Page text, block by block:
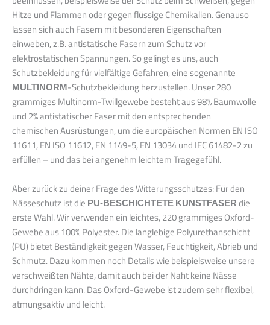
Hitze und Flammen oder gegen flüssige Chemikalien. Genauso
lassen sich auch Fasern mit besonderen Eigenschaften
einweben, z.B. antistatische Fasern zum Schutz vor
elektrostatischen Spannungen. So gelingt es uns, auch
Schutzbekleidung für vielfältige Gefahren, eine sogenannte
MULTINORM-Schutzbekleidung herzustellen. Unser 280
grammiges Multinorm-Twillgewebe besteht aus 98% Baumwolle
und 2% antistatischer Faser mit den entsprechenden
chemischen Ausrüstungen, um die europäischen Normen EN ISO
11611, EN ISO 11612, EN 1149-5, EN 13034 und IEC 61482-2 zu
erfüllen – und das bei angenehm leichtem Tragegefühl.
Aber zurück zu deiner Frage des Witterungsschutzes: Für den
Nässeschutz ist die PU-BESCHICHTETE KUNSTFASERdie
erste Wahl. Wir verwenden ein leichtes, 220 grammiges Oxford-
Gewebe aus 100% Polyester. Die langlebige Polyurethanschicht
(PU) bietet Beständigkeit gegen Wasser, Feuchtigkeit, Abrieb und
Schmutz. Dazu kommen noch Details wie beispielsweise unsere
verschweißten Nähte, damit auch bei der Naht keine Nässe
durchdringen kann. Das Oxford-Gewebe ist zudem sehr flexibel,
atmungsaktiv und leicht.